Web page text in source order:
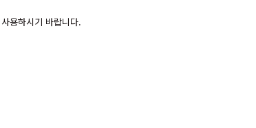
용하시기 바랍니다.